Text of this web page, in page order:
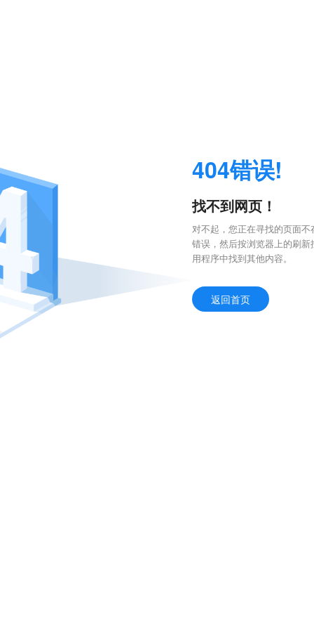
404错误!
找不到网页！
对不起，您正在寻找的页面
错误，然后按浏览器上的刷
用程序中找到其他内容。
返回首页